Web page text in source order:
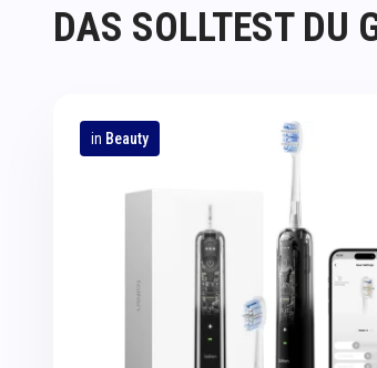
DAS SOLLTEST DU
in Beauty